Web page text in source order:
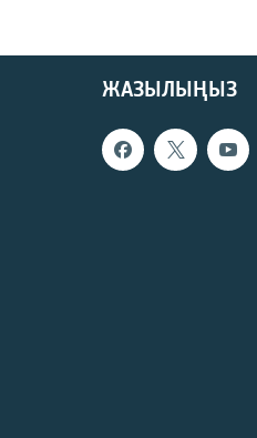
ЖАЗЫЛЫҢЫЗ